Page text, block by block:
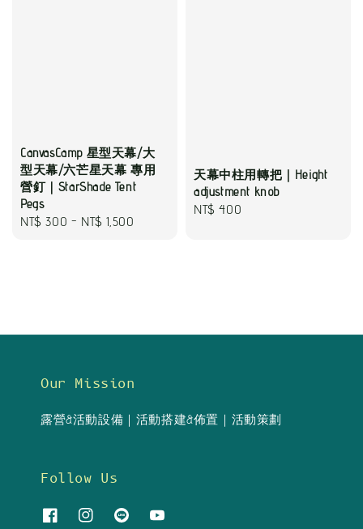
CanvasCamp 星型天幕/大
型天幕/六芒星天幕 專用
營釘｜StarShade Tent
Pegs
Regular
NT$ 300 - NT$ 1,500
天幕中柱用轉把｜Height
adjustment knob
Regular
NT$ 400
Our Mission
露營&活動設備｜活動搭建&佈置｜活動策劃
Follow Us